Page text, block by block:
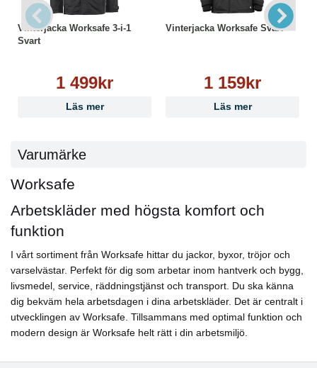
Vinterjacka Worksafe 3-i-1
Svart
1 499kr
Läs mer
Vinterjacka Worksafe Svart
1 159kr
Läs mer
Varumärke
Worksafe
Arbetskläder med högsta komfort och
funktion
I vårt sortiment från Worksafe hittar du jackor, byxor, tröjor och
varselvästar. Perfekt för dig som arbetar inom hantverk och bygg,
livsmedel, service, räddningstjänst och transport. Du ska känna
dig bekväm hela arbetsdagen i dina arbetskläder. Det är centralt i
utvecklingen av Worksafe. Tillsammans med optimal funktion och
modern design är Worksafe helt rätt i din arbetsmiljö.